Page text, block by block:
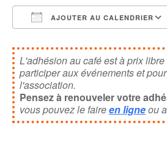
AJOUTER AU CALENDRIER
L'adhésion au café est à prix
participer aux événements et
l'association.
Pensez à renouveler votre
vous pouvez le faireen ligneou